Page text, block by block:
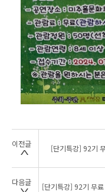
이전글 [단기특강] 92기
다음글 [단기특강] 92기 무